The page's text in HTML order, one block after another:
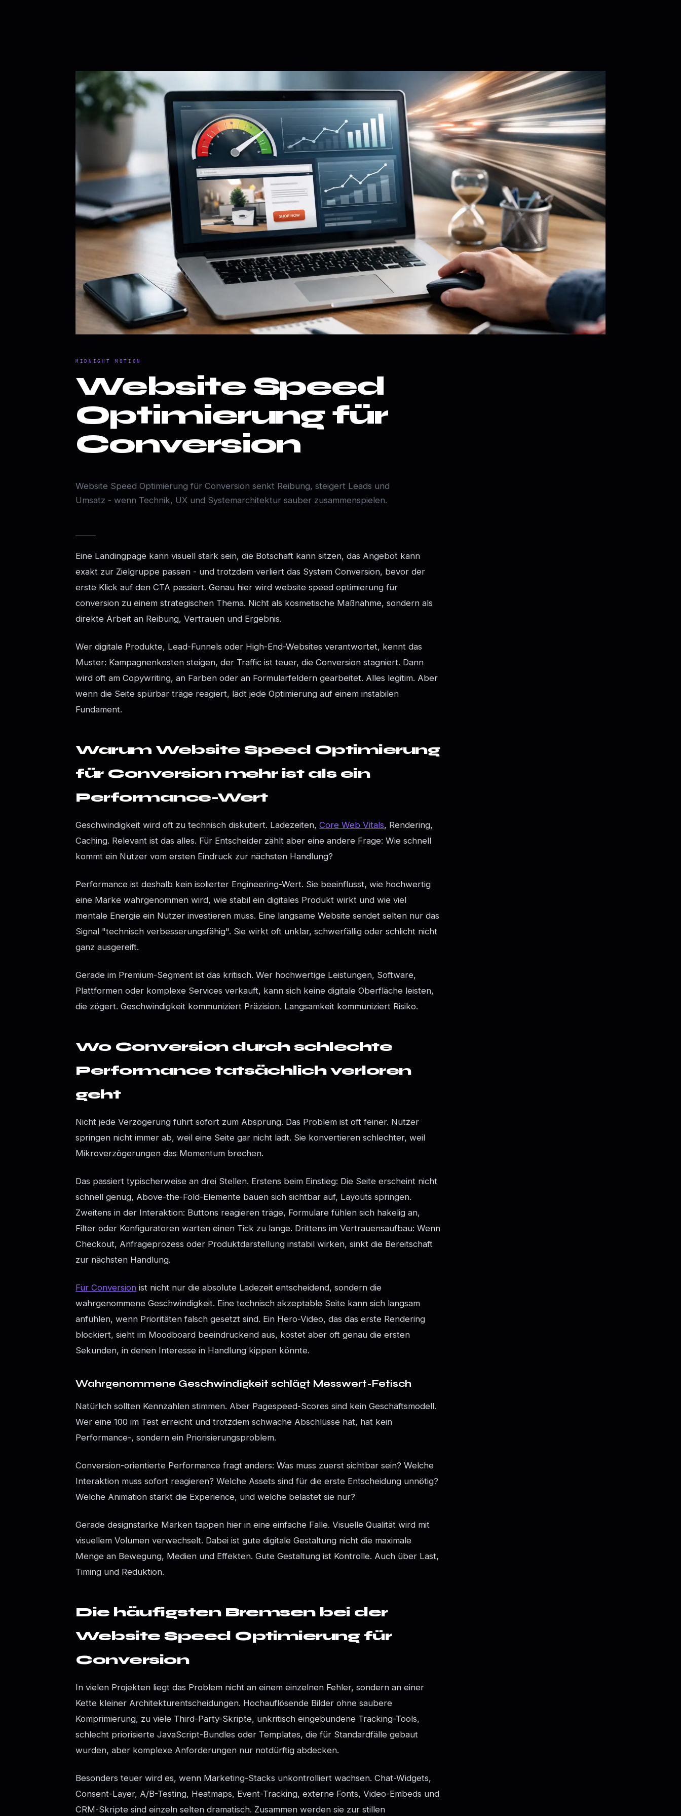
MIDNIGHT MOTION
Website Speed
Optimierung für
Conversion
Website Speed Optimierung für Conversion senkt Reibung, steigert Leads und
Umsatz - wenn Technik, UX und Systemarchitektur sauber zusammenspielen.
Eine Landingpage kann visuell stark sein, die Botschaft kann sitzen, das Angebot kann
exakt zur Zielgruppe passen - und trotzdem verliert das System Conversion, bevor der
erste Klick auf den CTA passiert. Genau hier wird website speed optimierung für
conversion zu einem strategischen Thema. Nicht als kosmetische Maßnahme, sondern als
direkte Arbeit an Reibung, Vertrauen und Ergebnis.
Wer digitale Produkte, Lead-Funnels oder High-End-Websites verantwortet, kennt das
Muster: Kampagnenkosten steigen, der Traffic ist teuer, die Conversion stagniert. Dann
wird oft am Copywriting, an Farben oder an Formularfeldern gearbeitet. Alles legitim. Aber
wenn die Seite spürbar träge reagiert, lädt jede Optimierung auf einem instabilen
Fundament.
Warum Website Speed Optimierung
für Conversion mehr ist als ein
Performance-Wert
Geschwindigkeit wird oft zu technisch diskutiert. Ladezeiten,Core Web Vitals, Rendering,
Caching. Relevant ist das alles. Für Entscheider zählt aber eine andere Frage: Wie schnell
kommt ein Nutzer vom ersten Eindruck zur nächsten Handlung?
Performance ist deshalb kein isolierter Engineering-Wert. Sie beeinflusst, wie hochwertig
eine Marke wahrgenommen wird, wie stabil ein digitales Produkt wirkt und wie viel
mentale Energie ein Nutzer investieren muss. Eine langsame Website sendet selten nur das
Signal "technisch verbesserungsfähig". Sie wirkt oft unklar, schwerfällig oder schlicht nicht
ganz ausgereift.
Gerade im Premium-Segment ist das kritisch. Wer hochwertige Leistungen, Software,
Plattformen oder komplexe Services verkauft, kann sich keine digitale Oberfläche leisten,
die zögert. Geschwindigkeit kommuniziert Präzision. Langsamkeit kommuniziert Risiko.
Wo Conversion durch schlechte
Performance tatsächlich verloren
geht
Nicht jede Verzögerung führt sofort zum Absprung. Das Problem ist oft feiner. Nutzer
springen nicht immer ab, weil eine Seite gar nicht lädt. Sie konvertieren schlechter, weil
Mikroverzögerungen das Momentum brechen.
Das passiert typischerweise an drei Stellen. Erstens beim Einstieg: Die Seite erscheint nicht
schnell genug, Above-the-Fold-Elemente bauen sich sichtbar auf, Layouts springen.
Zweitens in der Interaktion: Buttons reagieren träge, Formulare fühlen sich hakelig an,
Filter oder Konfiguratoren warten einen Tick zu lange. Drittens im Vertrauensaufbau: Wenn
Checkout, Anfrageprozess oder Produktdarstellung instabil wirken, sinkt die Bereitschaft
zur nächsten Handlung.
Für Conversion ist nicht nur die absolute Ladezeit entscheidend, sondern die
wahrgenommene Geschwindigkeit. Eine technisch akzeptable Seite kann sich langsam
anfühlen, wenn Prioritäten falsch gesetzt sind. Ein Hero-Video, das das erste Rendering
blockiert, sieht im Moodboard beeindruckend aus, kostet aber oft genau die ersten
Sekunden, in denen Interesse in Handlung kippen könnte.
Wahrgenommene Geschwindigkeit schlägt Messwert-Fetisch
Natürlich sollten Kennzahlen stimmen. Aber Pagespeed-Scores sind kein Geschäftsmodell.
Wer eine 100 im Test erreicht und trotzdem schwache Abschlüsse hat, hat kein
Performance-, sondern ein Priorisierungsproblem.
Conversion-orientierte Performance fragt anders: Was muss zuerst sichtbar sein? Welche
Interaktion muss sofort reagieren? Welche Assets sind für die erste Entscheidung unnötig?
Welche Animation stärkt die Experience, und welche belastet sie nur?
Gerade designstarke Marken tappen hier in eine einfache Falle. Visuelle Qualität wird mit
visuellem Volumen verwechselt. Dabei ist gute digitale Gestaltung nicht die maximale
Menge an Bewegung, Medien und Effekten. Gute Gestaltung ist Kontrolle. Auch über Last,
Timing und Reduktion.
Die häufigsten Bremsen bei der
Website Speed Optimierung für
Conversion
In vielen Projekten liegt das Problem nicht an einem einzelnen Fehler, sondern an einer
Kette kleiner Architekturentscheidungen. Hochauflösende Bilder ohne saubere
Komprimierung, zu viele Third-Party-Skripte, unkritisch eingebundene Tracking-Tools,
schlecht priorisierte JavaScript-Bundles oder Templates, die für Standardfälle gebaut
wurden, aber komplexe Anforderungen nur notdürftig abdecken.
Besonders teuer wird es, wenn Marketing-Stacks unkontrolliert wachsen. Chat-Widgets,
Consent-Layer, A/B-Testing, Heatmaps, Event-Tracking, externe Fonts, Video-Embeds und
CRM-Skripte sind einzeln selten dramatisch. Zusammen werden sie zur stillen